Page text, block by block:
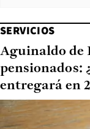
SERVICIOS
Aguinaldo de
pensionados:
entregará en